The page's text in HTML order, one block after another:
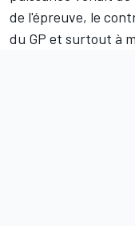
de l'épreuve, le
du GP et surtout à